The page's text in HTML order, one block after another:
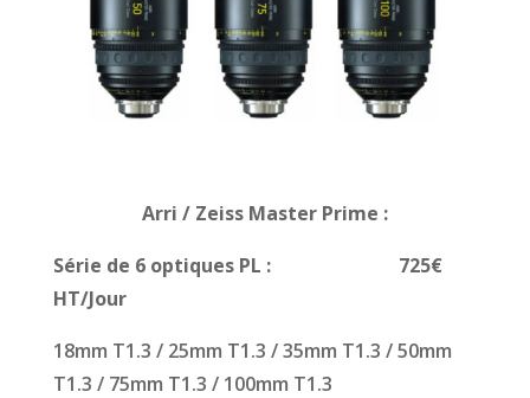
Arri / Zeiss Master Prime :
Série de 6 optiques PL : 725€
HT/Jour
18mm T1.3 / 25mm T1.3 / 35mm T1.3 / 50mm
T1.3 / 75mm T1.3 / 100mm T1.3